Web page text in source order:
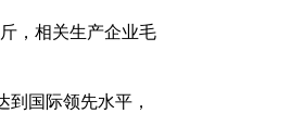
，相关生产企业毛
到国际领先水平，